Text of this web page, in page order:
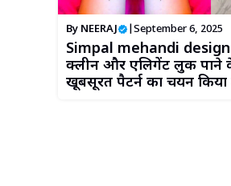
By NEERAJ September 6, 2025
Simpal mehandi design
क्लीन और एलिगेंट लुक
खूबसूरत पैटर्न का चयन किया